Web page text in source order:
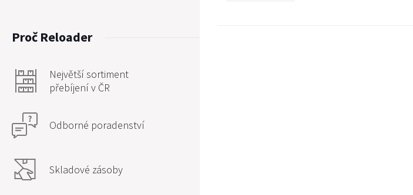
Proč Reloader
Největší sortiment
přebíjení v ČR
Odborné poradenství
Skladové zásoby